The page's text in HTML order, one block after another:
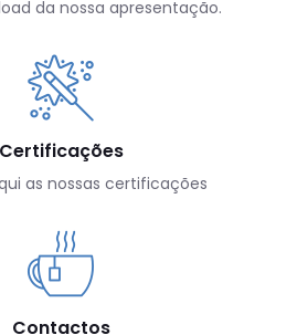
da nossa apresentação.
Certificações
as nossas certificações
Contactos